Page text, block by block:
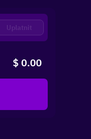
Uplatnit
$ 0.00